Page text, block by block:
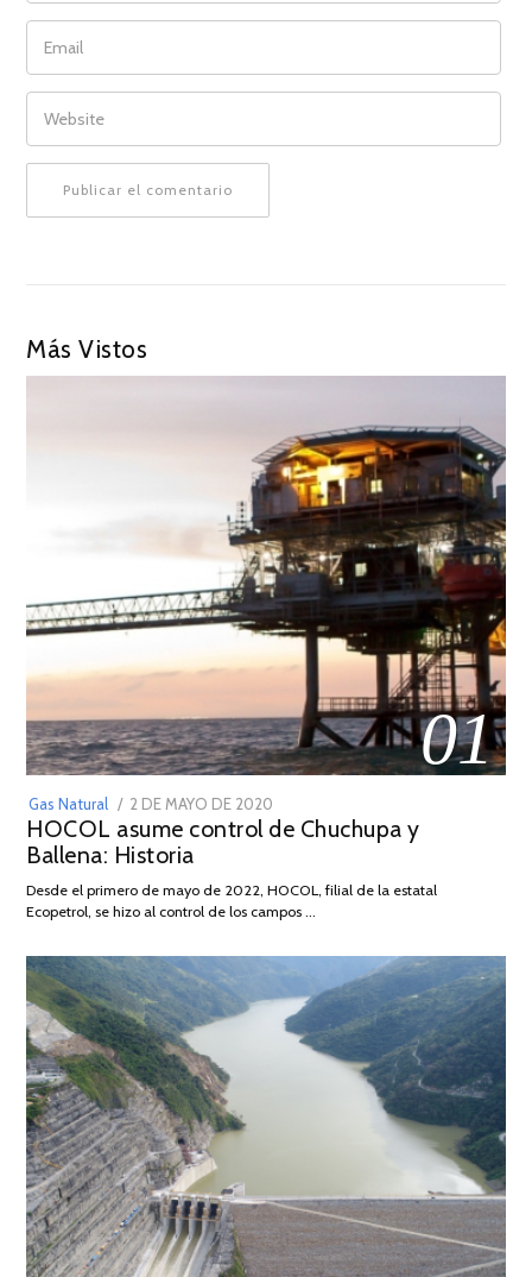
EMAIL
WEBSITE
Más Vistos
01
Gas Natural
POSTED
ON
2 DE MAYO DE 2020
DE
2026
HOCOL asume control de Chuchupa y
Ballena: Historia
Desde el primero de mayo de 2022, HOCOL, filial de la estatal
Ecopetrol, se hizo al control de los campos …